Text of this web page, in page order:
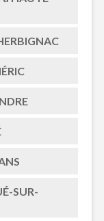
SUR-